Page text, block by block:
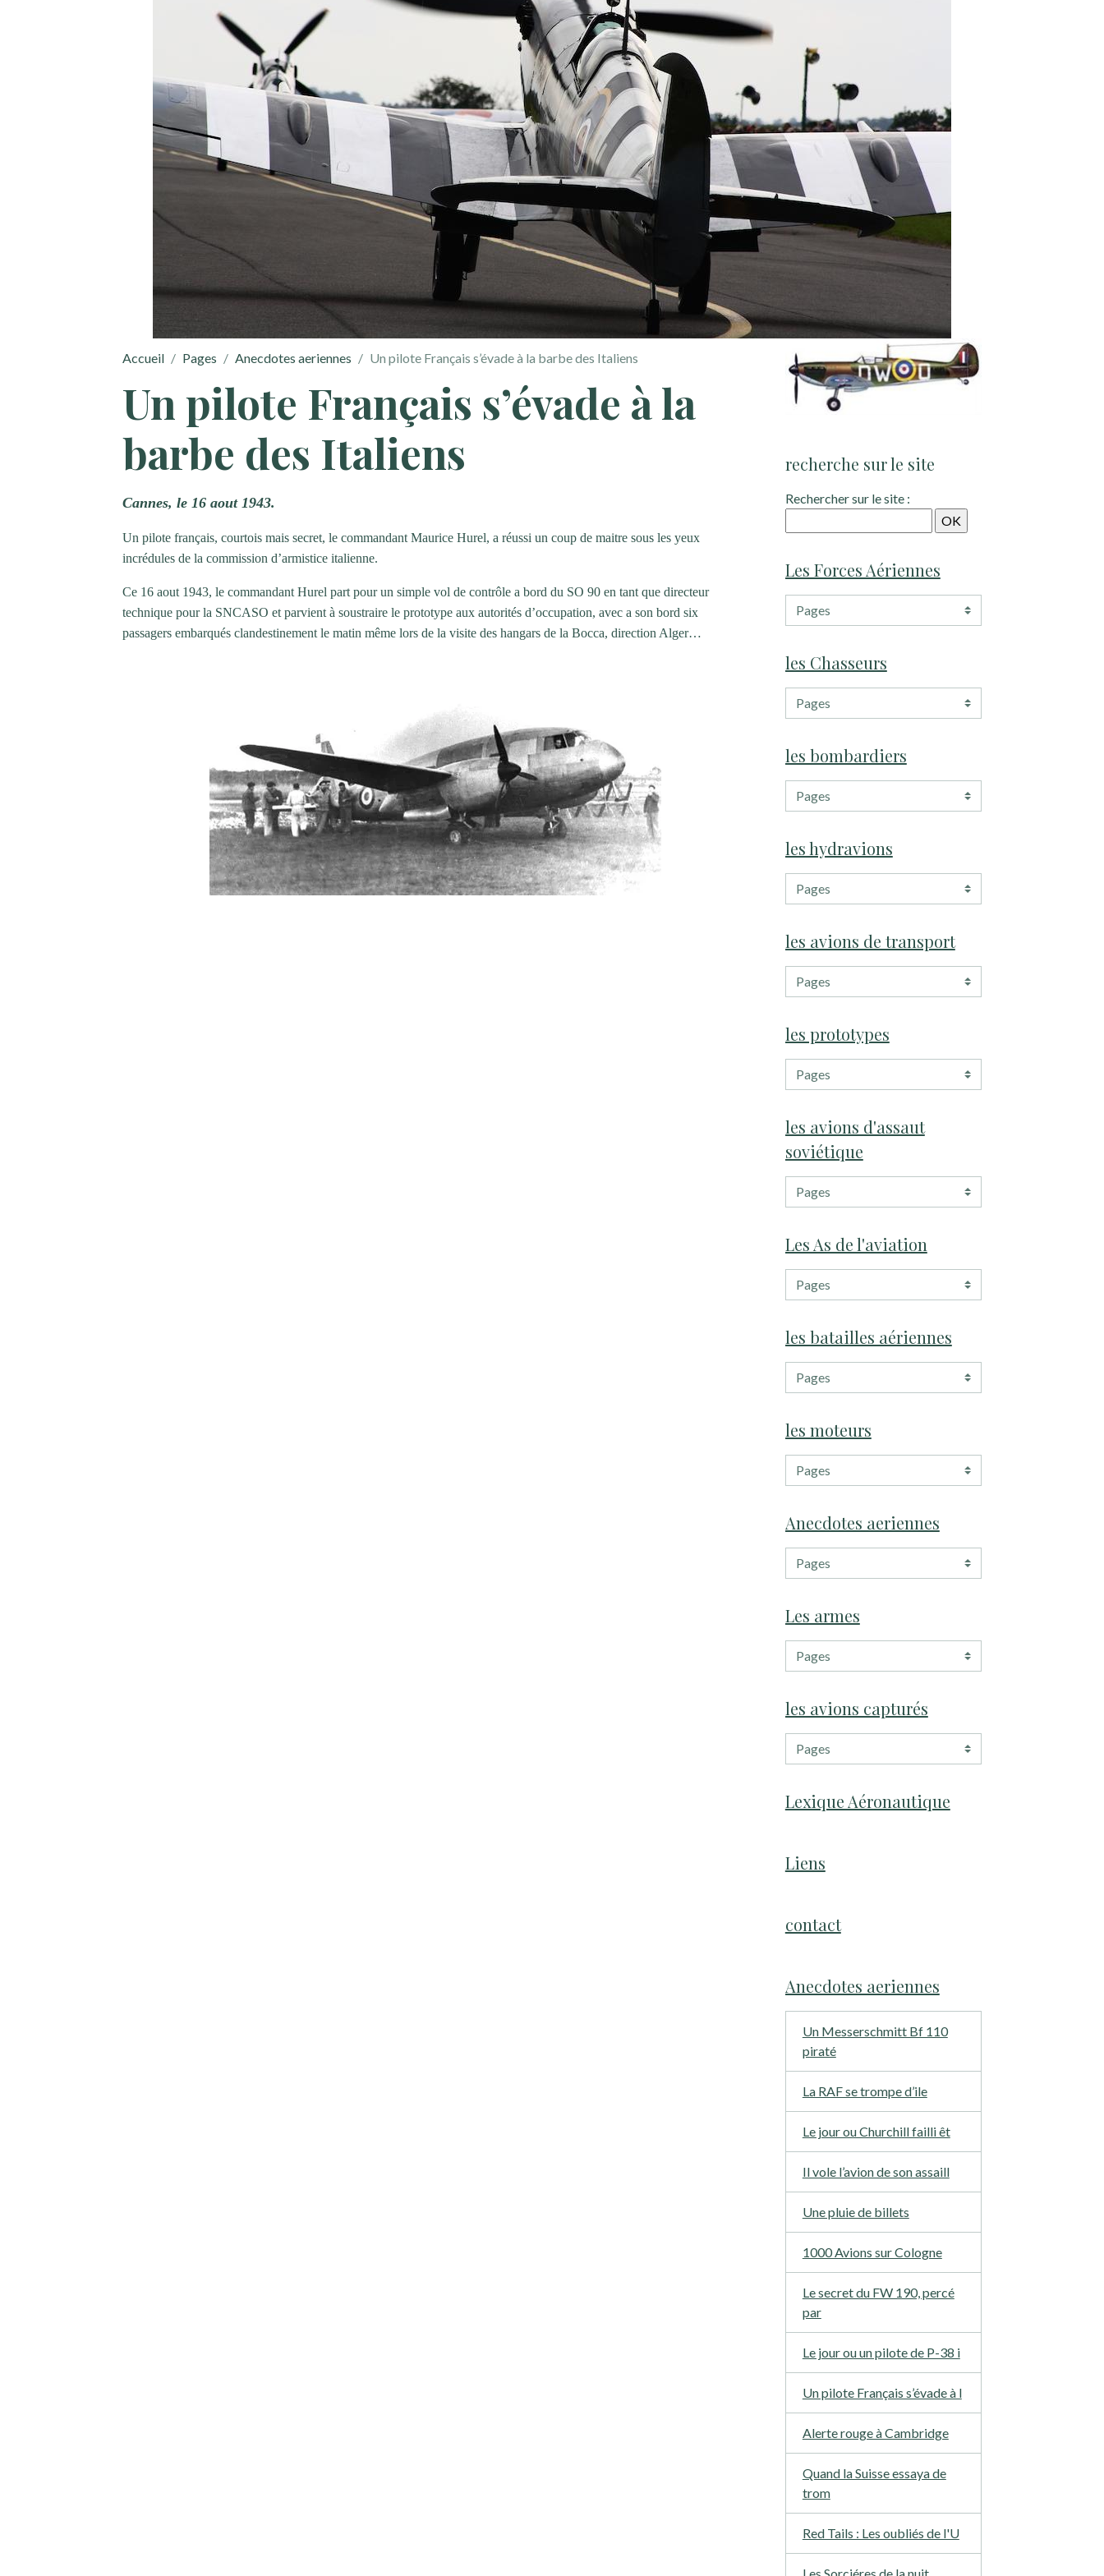
Accueil Pages Anecdotes aeriennes Un pilote Français s’évade à la barbe des Italiens
Un pilote Français s’évade à la
barbe des Italiens
Cannes, le 16 aout 1943.
Un pilote français, courtois mais secret, le commandant Maurice Hurel, a réussi un coup de maitre sous les yeux
incrédules de la commission d’armistice italienne.
Ce 16 aout 1943, le commandant Hurel part pour un simple vol de contrôle a bord du SO 90 en tant que directeur
technique pour la SNCASO et parvient à soustraire le prototype aux autorités d’occupation, avec a son bord six
passagers embarqués clandestinement le matin même lors de la visite des hangars de la Bocca, direction Alger…
recherche sur le site
Rechercher sur le site :
Les Forces Aériennes
les Chasseurs
les bombardiers
les hydravions
les avions de transport
les prototypes
les avions d'assaut
soviétique
Les As de l'aviation
les batailles aériennes
les moteurs
Anecdotes aeriennes
Les armes
les avions capturés
Lexique Aéronautique
Liens
contact
Anecdotes aeriennes
Un Messerschmitt Bf 110
piraté
La RAF se trompe d’ile
Le jour ou Churchill failli êt
Il vole l’avion de son assaill
Une pluie de billets
1000 Avions sur Cologne
Le secret du FW 190, percé
par
Le jour ou un pilote de P-38 i
Un pilote Français s’évade à l
Alerte rouge à Cambridge
Quand la Suisse essaya de
trom
Red Tails : Les oubliés de l'U